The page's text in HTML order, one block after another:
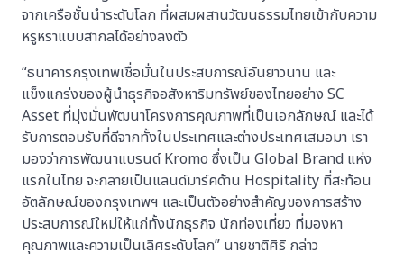
จากเครือชั้นนำระดับโลก ที่ผสมผสานวัฒนธรรมไทยเข้ากับความ
หรูหราแบบสากลได้อย่างลงตัว
“ธนาคารกรุงเทพเชื่อมั่นในประสบการณ์อันยาวนาน และ
แข็งแกร่งของผู้นำธุรกิจอสังหาริมทรัพย์ของไทยอย่าง SC
Asset ที่มุ่งมั่นพัฒนาโครงการคุณภาพที่เป็นเอกลักษณ์ และได้
รับการตอบรับที่ดีจากทั้งในประเทศและต่างประเทศเสมอมา เรา
มองว่าการพัฒนาแบรนด์ Kromo ซึ่งเป็น Global Brand แห่ง
แรกในไทย จะกลายเป็นแลนด์มาร์คด้าน Hospitality ที่สะท้อน
อัตลักษณ์ของกรุงเทพฯ และเป็นตัวอย่างสำคัญของการสร้าง
ประสบการณ์ใหม่ให้แก่ทั้งนักธุรกิจ นักท่องเที่ยว ที่มองหา
คุณภาพและความเป็นเลิศระดับโลก” นายชาติศิริ กล่าว